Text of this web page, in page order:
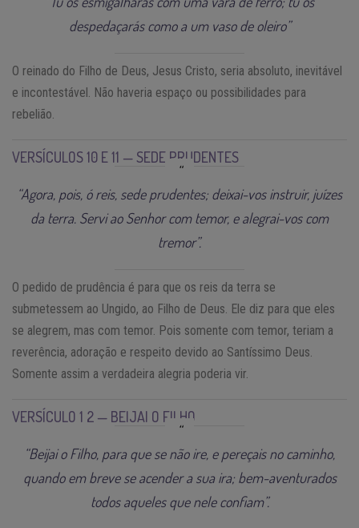
despedaçarás como a um vaso de oleiro”
O reinado do Filho de Deus, Jesus Cristo, seria absoluto, inevitável
e incontestável. Não haveria espaço ou possibilidades para
rebelião.
VERSÍCULOS 10 E 11 — SEDE PRUDENTES
“Agora, pois, ó reis, sede prudentes; deixai-vos instruir, juízes
da terra. Servi ao Senhor com temor, e alegrai-vos com
tremor”.
O pedido de prudência é para que os reis da terra se
submetessem ao Ungido, ao Filho de Deus. Ele diz para que eles
se alegrem, mas com temor. Pois somente com temor, teriam a
reverência, adoração e respeito devido ao Santíssimo Deus.
Somente assim a verdadeira alegria poderia vir.
VERSÍCULO 1 2 — BEIJAI O FILHO
“Beijai o Filho, para que se não ire, e pereçais no caminho,
quando em breve se acender a sua ira; bem-aventurados
todos aqueles que nele confiam”.